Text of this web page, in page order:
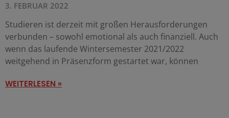
3. FEBRUAR 2022
Studieren ist derzeit mit großen Herausforderungen
verbunden – sowohl emotional als auch finanziell. Auch
wenn das laufende Wintersemester 2021/2022
weitgehend in Präsenzform gestartet war, können
WEITERLESEN »